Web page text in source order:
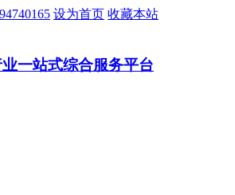
设为首页 收藏本站